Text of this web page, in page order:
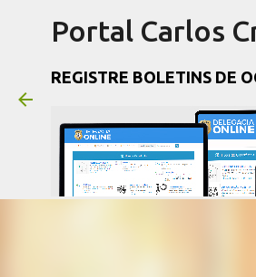
Portal Carlos
REGISTRE BOLETINS DE